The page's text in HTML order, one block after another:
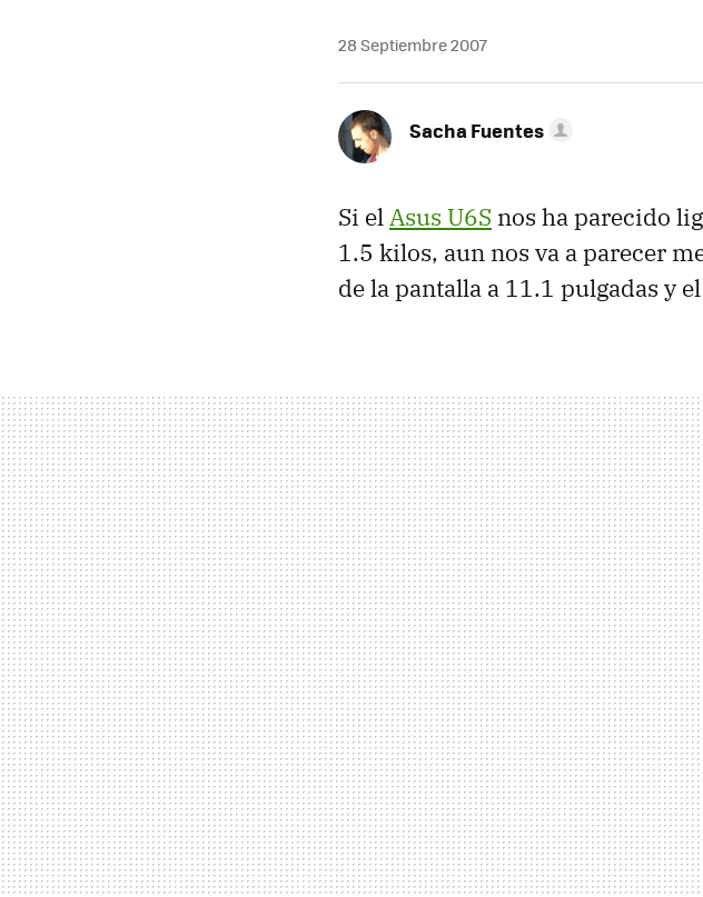
28 Septiembre 2007
Sacha Fuentes
Si elAsus U6S nos ha parecido
1.5 kilos, aun nos va a parecer
de la pantalla a 11.1 pulgadas y